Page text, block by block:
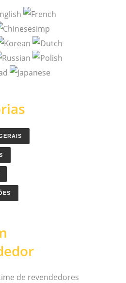
de revendedores